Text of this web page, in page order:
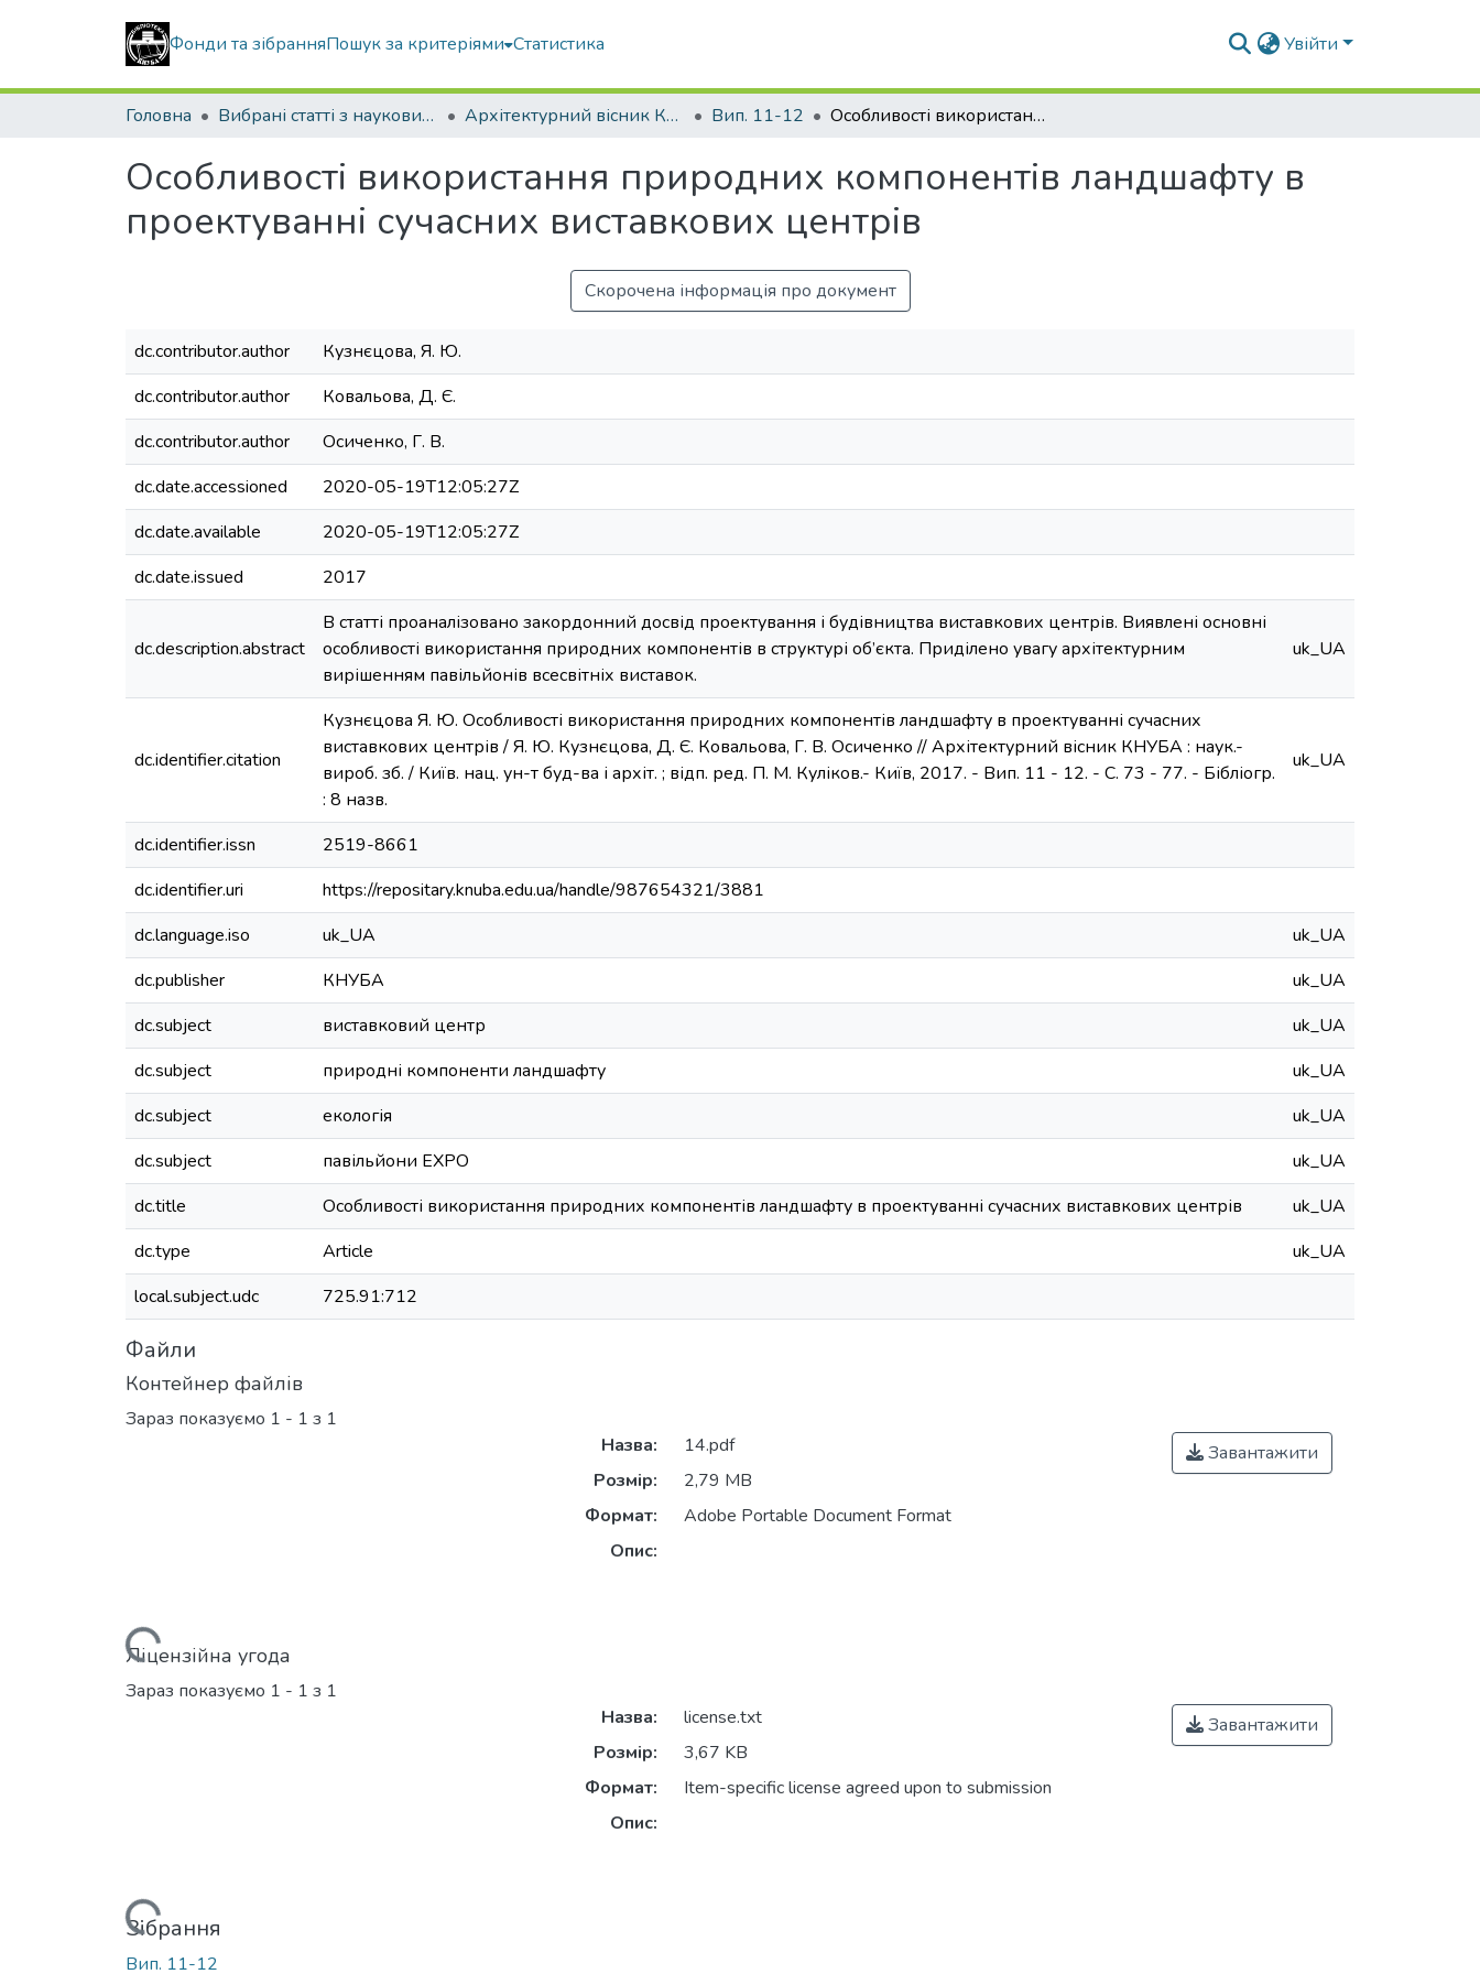
Фонди та зібранняПошук за критеріями Статистика Увійти
Головна Вибрані статті з наукових збірників КНУБА Архітектурний вісник КНУБА Вип. 11-12 Особливості використання природних компонентів ландшафту в проектуванні сучасних виставкових центрів
Особливості використання природних компонентів ландшафту в
проектуванні сучасних виставкових центрів
Скорочена інформація про документ
dc.contributor.author
Кузнєцова, Я. Ю.
dc.contributor.author
Ковальова, Д. Є.
dc.contributor.author
Осиченко, Г. В.
dc.date.accessioned
2020-05-19T12:05:27Z
dc.date.available
2020-05-19T12:05:27Z
dc.date.issued
2017
dc.description.abstract
В статті проаналізовано закордонний досвід проектування і будівництва виставкових центрів. Виявлені основні
особливості використання природних компонентів в структурі об’єкта. Приділено увагу архітектурним
вирішенням павільйонів всесвітніх виставок.
uk_UA
dc.identifier.citation
Кузнєцова Я. Ю. Особливості використання природних компонентів ландшафту в проектуванні сучасних
виставкових центрів / Я. Ю. Кузнєцова, Д. Є. Ковальова, Г. В. Осиченко // Архітектурний вісник КНУБА : наук.-
вироб. зб. / Київ. нац. ун-т буд-ва і архіт. ; відп. ред. П. М. Куліков.- Київ, 2017. - Вип. 11 - 12. - С. 73 - 77. - Бібліогр.
: 8 назв.
uk_UA
dc.identifier.issn
2519-8661
dc.identifier.uri
https://repositary.knuba.edu.ua/handle/987654321/3881
dc.language.iso
uk_UA
uk_UA
dc.publisher
КНУБА
uk_UA
dc.subject
виставковий центр
uk_UA
dc.subject
природні компоненти ландшафту
uk_UA
dc.subject
екологія
uk_UA
dc.subject
павільйони EXPО
uk_UA
dc.title
Особливості використання природних компонентів ландшафту в проектуванні сучасних виставкових центрів
uk_UA
dc.type
Article
uk_UA
local.subject.udc
725.91:712
Файли
Контейнер файлів
Зараз показуємо 1 - 1 з 1
Вантажиться...
Назва:
14.pdf
Розмір:
2,79 MB
Формат:
Adobe Portable Document Format
Опис:
Завантажити
Ліцензійна угода
Зараз показуємо 1 - 1 з 1
Вантажиться...
Назва:
license.txt
Розмір:
3,67 KB
Формат:
Item-specific license agreed upon to submission
Опис:
Завантажити
Зібрання
Вип. 11-12